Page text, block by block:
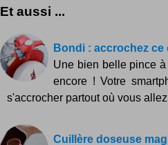
Et aussi ...
Bondi : accrochez
Une bien belle pince
encore ! Votre
s'accrocher partout où vous
Cuillère doseuse